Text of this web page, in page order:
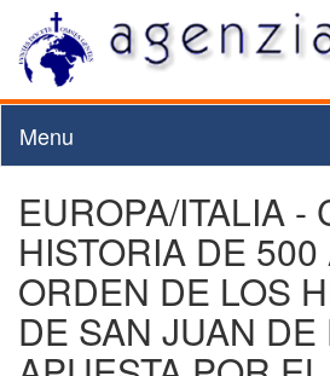
Menu
EUROPA/ITALIA -
HISTORIA DE
ORDEN DE LOS
DE SAN JUAN DE